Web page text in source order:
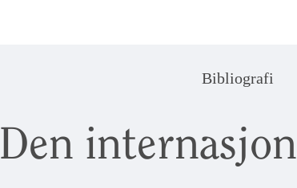
Bibliografi
Den